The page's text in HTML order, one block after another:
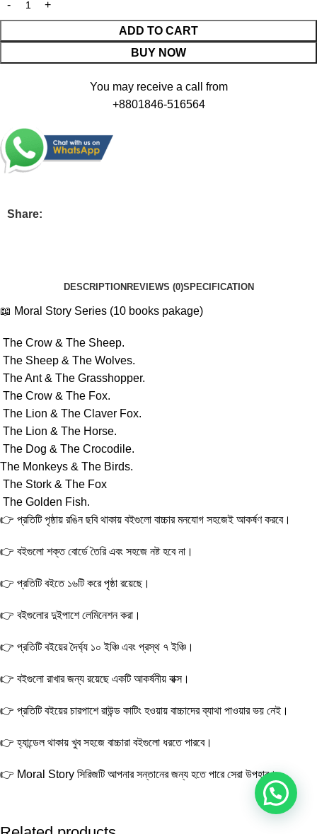
ADD TO CART
BUY NOW
You may receive a call from
+8801846-516564
Share:
DESCRIPTION REVIEWS (0)SPECIFICATION
📖 Moral Story Series (10 books pakage)
The Crow & The Sheep.
The Sheep & The Wolves.
The Ant & The Grasshopper.
The Crow & The Fox.
The Lion & The Claver Fox.
The Lion & The Horse.
The Dog & The Crocodile.
The Monkeys & The Birds.
The Stork & The Fox
The Golden Fish.
👉 প্রতিটি পৃষ্ঠায় রঙিন ছবি থাকায় বইগুলো বাচ্চার মনযোগ সহজেই আকর্ষণ করবে।
👉 বইগুলো শক্ত বোর্ডে তৈরি এবং সহজে নষ্ট হবে না।
👉 প্রতিটি বইতে ১৬টি করে পৃষ্ঠা রয়েছে।
👉 বইগুলোর দুইপাশে লেমিনেশন করা।
👉 প্রতিটি বইয়ের দৈর্ঘ্য ১০ ইঞ্চি এবং প্রস্থ ৭ ইঞ্চি।
👉 বইগুলো রাখার জন্য রয়েছে একটি আকর্ষনীয় বাক্স।
👉 প্রতিটি বইয়ের চারপাশে রাউন্ড কাটিং হওয়ায় বাচ্চাদের ব্যাথা পাওয়ার ভয় নেই।
👉 হ্যান্ডেল থাকায় খুব সহজে বাচ্চারা বইগুলো ধরতে পারবে।
👉 Moral Story সিরিজটি আপনার সন্তানের জন্য হতে পারে সেরা উপহার।